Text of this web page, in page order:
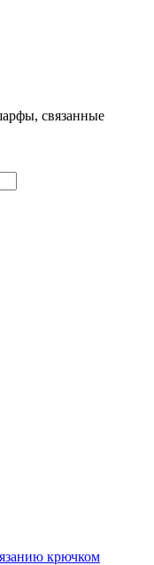
связанные
крючком